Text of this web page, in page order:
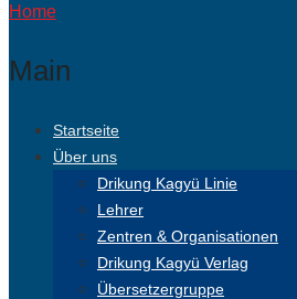
Home
Main
Startseite
Über uns
Drikung Kagyü Linie
Lehrer
Zentren & Organisationen
Drikung Kagyü Verlag
Übersetzergruppe